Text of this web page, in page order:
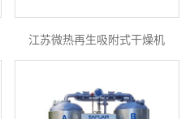
江苏微热再生吸附式干燥机